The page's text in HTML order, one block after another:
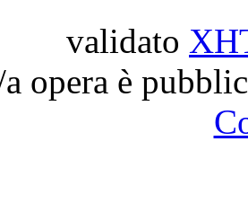
validato
opera è